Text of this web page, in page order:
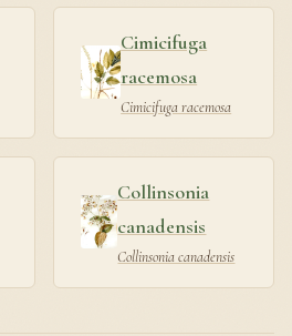
Cimicifuga
racemosa
Cimicifuga racemosa
Collinsonia
canadensis
Collinsonia canadensis